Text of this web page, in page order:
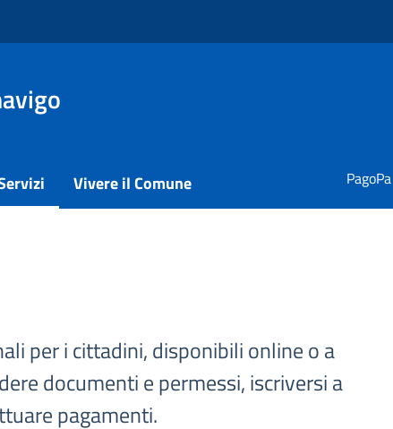
Vivere il Comune PagoPa
per i cittadini, disponibili online o a
documenti e permessi, iscriversi a
pagamenti.